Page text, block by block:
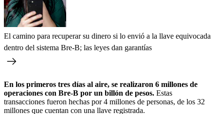
El camino para recuperar su dinero si lo envió a la llave equivocada
dentro del sistema Bre-B; las leyes dan garantías
En los primeros tres días al aire, se realizaron 6 millones de
operaciones con Bre-B por un billón de pesos. Estas
transacciones fueron hechas por 4 millones de personas, de los 32
millones que cuentan con una llave registrada.